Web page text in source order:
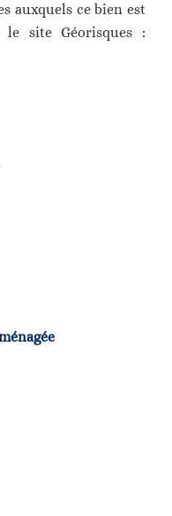
auxquels ce bien est
le site Géorisques :